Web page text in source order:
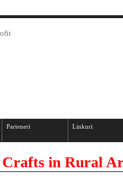
Parteneri Linkuri
in Rural